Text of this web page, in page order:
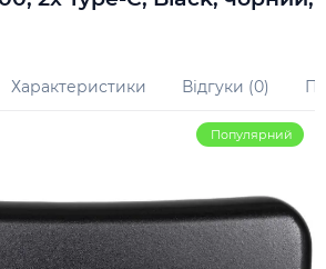
Характеристики Відгуки (0)
Популярний